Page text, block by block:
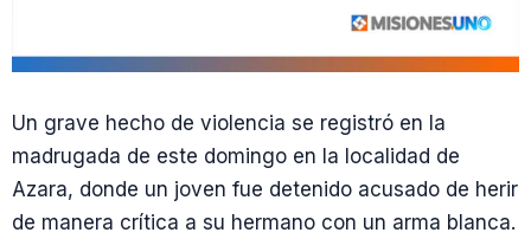
Un grave hecho de violencia se registró en la
madrugada de este domingo en la localidad de
Azara, donde un joven fue detenido acusado de herir
de manera crítica a su hermano con un arma blanca.